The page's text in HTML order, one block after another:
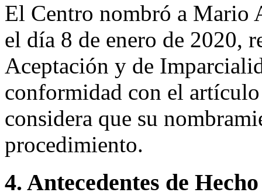
El Centro nombró a Mario
el día 8 de enero de 2020,
Aceptación y de
conformidad con el
considera que su
procedimiento.
4. Antecedentes de Hecho